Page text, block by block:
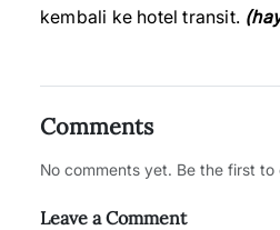
kembali ke hotel transit.
Comments
No comments yet. Be the first to
Leave a Comment